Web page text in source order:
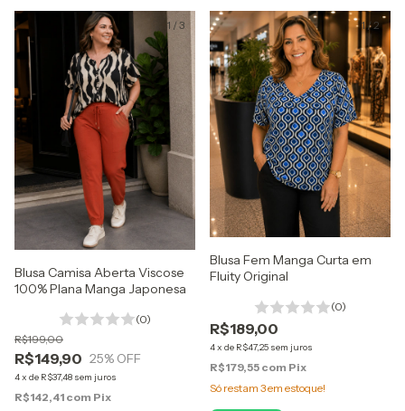
1 / 3
Blusa Camisa Aberta Viscose
100% Plana Manga Japonesa
(0)
R$149,90
R$199,00
25% OFF
4x de R$37,48 sem juros
R$142,41 com Pix
1/2
Blusa Fem Manga Curta em
Fluity Original
(0)
R$189,00
4x de R$47,25 sem juros
R$179,55 com Pix
Só restam 3em estoque!